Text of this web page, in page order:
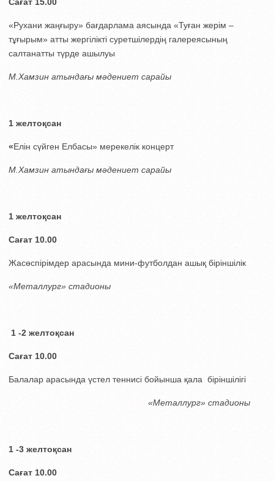
«Рухани жаңғыру» бағдарлама аясында «Туған жерім –
тұғырым» атты жергілікті суретшілердің галереясының
салтанатты түрде ашылуы
М.Хамзин атындағы мәдениет сарайы
1 желтоқсан
«Елін сүйген Елбасы» мерекелік концерт
М.Хамзин атындағы мәдениет сарайы
1 желтоқсан
Сағат 10.00
Жасөспірімдер арасында мини-футболдан ашық біріншілік
«Металлург» стадионы
1 -2 желтоқсан
Сағат 10.00
Балалар арасында үстел теннисі бойынша қала біріншілігі
«Металлург» стадионы
1 -3 желтоқсан
Сағат 10.00